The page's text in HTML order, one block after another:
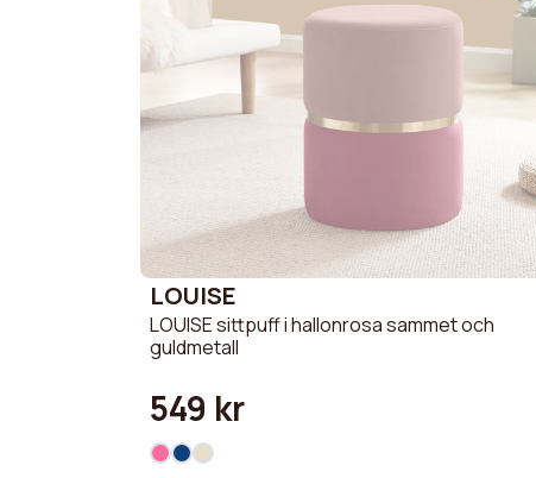
LOUISE
LOUISE sittpuff i hallonrosa sammet och
guldmetall
549 kr